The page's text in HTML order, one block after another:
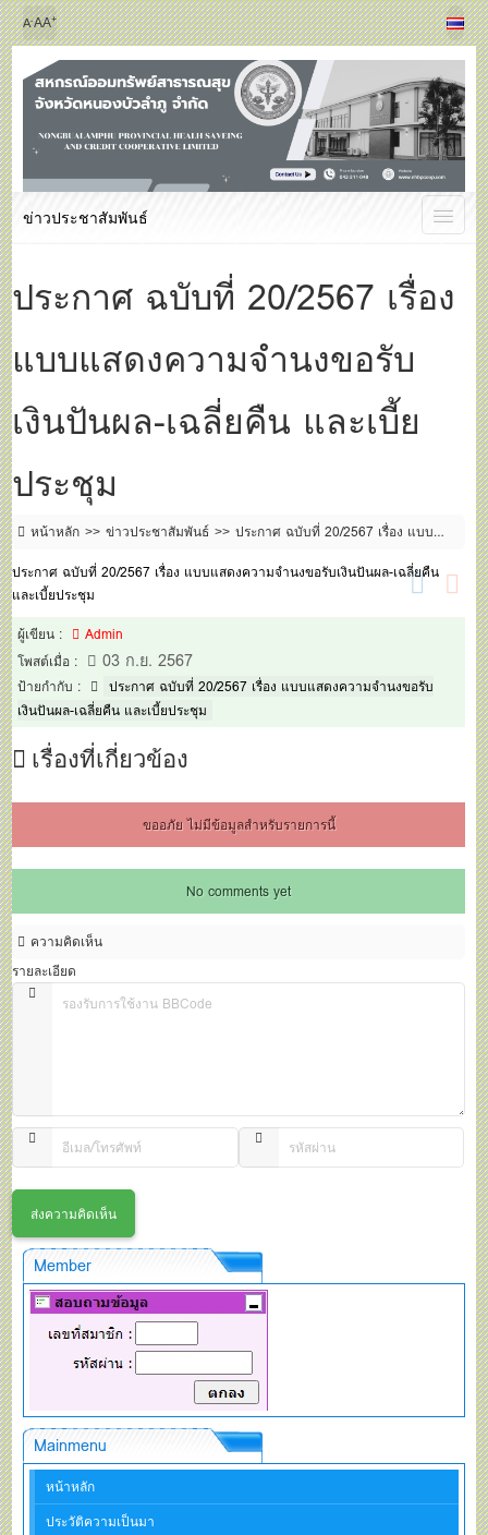
A-AA+
ข่าวประชาสัมพันธ์
ประกาศ ฉบับที่ 20/2567 เรื่อง
แบบแสดงความจำนงขอรับ
เงินปันผล-เฉลี่ยคืน และเบี้ย
ประชุม
หน้าหลัก ข่าวประชาสัมพันธ์
ประกาศ ฉบับที่ 20/2567 เรื่อง แบบ
ประกาศ ฉบับที่ 20/2567 เรื่อง แบบแสดงความจำนงขอรับเงินปันผล-เฉลี่ยคืน
และเบี้ยประชุม
ผู้เขียน :
Admin
โพสต์เมื่อ :
03 ก.ย. 2567
ป้ายกำกับ :
ประกาศ ฉบับที่ 20/2567 เรื่อง แบบแสดงความจำนงขอรับ
เงินปันผล-เฉลี่ยคืน และเบี้ยประชุม
เรื่องที่เกี่ยวข้อง
ขออภัย ไม่มีข้อมูลสำหรับรายการนี้
No comments yet
ความคิดเห็น
รายละเอียด
Member
Mainmenu
หน้าหลัก
ประวัติความเป็นมา